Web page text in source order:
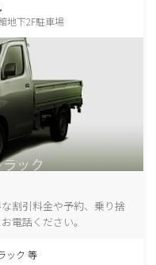
地下2F駐車場
割引料金や予約、乗り捨
電話ください。
ック 等